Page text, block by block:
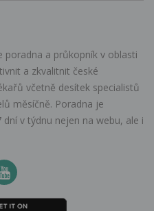
poradna a průkopník v oblasti
a zkvalitnit české
včetně desítek specialistů
měsíčně. Poradna je
v týdnu nejen na webu, ale i